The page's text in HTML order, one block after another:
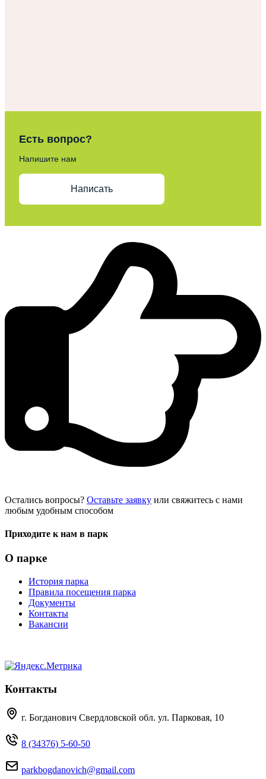
Есть вопрос?
Напишите нам
Написать
Остались вопросы? Оставьте заявку или свяжитесь с нами
любым удобным способом
Приходите к нам в парк
О парке
История парка
Правила посещения парка
Документы
Контакты
Вакансии
Контакты
г. Богданович Свердловской обл. ул. Парковая, 10
8 (34376) 5-60-50
parkbogdanovich@gmail.com